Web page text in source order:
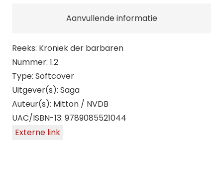
Aanvullende informatie
Reeks: Kroniek der barbaren
Nummer: 1.2
Type: Softcover
Uitgever(s): Saga
Auteur(s): Mitton / NVDB
UAC/ISBN-13: 9789085521044
Externe link